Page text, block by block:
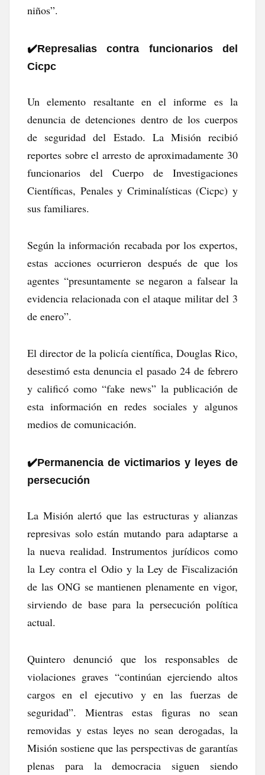
niños”.
✔️​Represalias contra funcionarios del
Cicpc
Un elemento resaltante en el informe es la
denuncia de detenciones dentro de los cuerpos
de seguridad del Estado. La Misión recibió
reportes sobre el arresto de aproximadamente 30
funcionarios del Cuerpo de Investigaciones
Científicas, Penales y Criminalísticas (Cicpc) y
sus familiares.
Según la información recabada por los expertos,
estas acciones ocurrieron después de que los
agentes “presuntamente se negaron a falsear la
evidencia relacionada con el ataque militar del 3
de enero”.
El director de la policía científica, Douglas Rico,
desestimó esta denuncia el pasado 24 de febrero
y calificó como “fake news” la publicación de
esta información en redes sociales y algunos
medios de comunicación.
✔️​Permanencia de victimarios y leyes de
persecución
La Misión alertó que las estructuras y alianzas
represivas solo están mutando para adaptarse a
la nueva realidad. Instrumentos jurídicos como
la Ley contra el Odio y la Ley de Fiscalización
de las ONG se mantienen plenamente en vigor,
sirviendo de base para la persecución política
actual.
Quintero denunció que los responsables de
violaciones graves “continúan ejerciendo altos
cargos en el ejecutivo y en las fuerzas de
seguridad”. Mientras estas figuras no sean
removidas y estas leyes no sean derogadas, la
Misión sostiene que las perspectivas de garantías
plenas para la democracia siguen siendo